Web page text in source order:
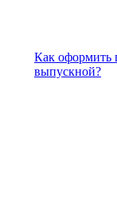
Как оформить
выпускной?